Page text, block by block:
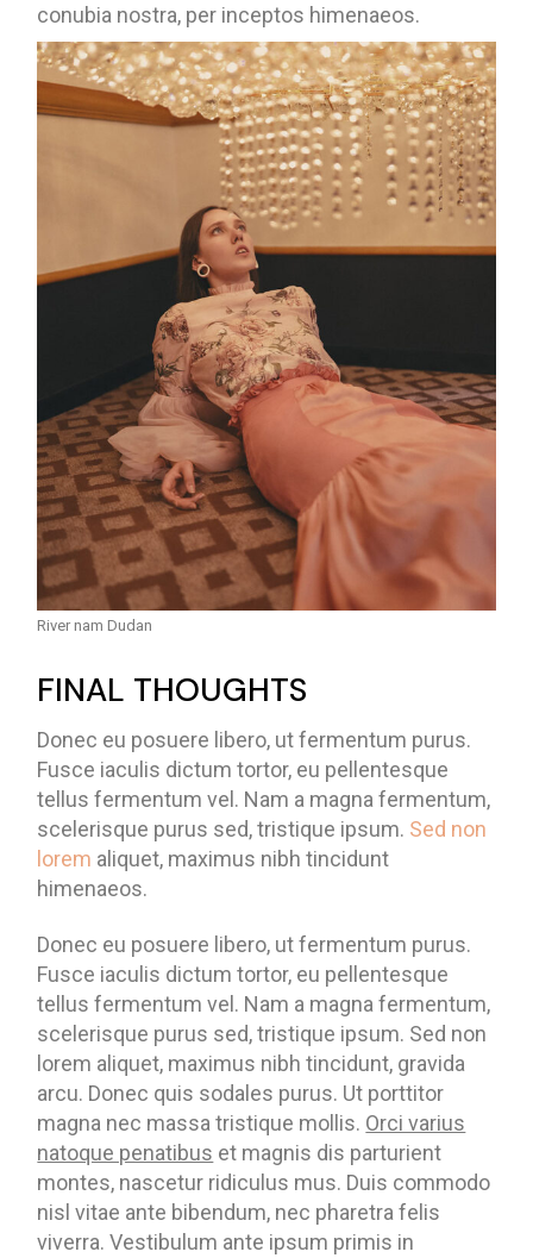
conubia nostra, per inceptos himenaeos.
River nam Dudan
FINAL THOUGHTS
Donec eu posuere libero, ut fermentum purus.
Fusce iaculis dictum tortor, eu pellentesque
tellus fermentum vel. Nam a magna fermentum,
scelerisque purus sed, tristique ipsum. Sed non
lorem aliquet, maximus nibh tincidunt
himenaeos.
Donec eu posuere libero, ut fermentum purus.
Fusce iaculis dictum tortor, eu pellentesque
tellus fermentum vel. Nam a magna fermentum,
scelerisque purus sed, tristique ipsum. Sed non
lorem aliquet, maximus nibh tincidunt, gravida
arcu. Donec quis sodales purus. Ut porttitor
magna nec massa tristique mollis. Orci varius
natoque penatibus et magnis dis parturient
montes, nascetur ridiculus mus. Duis commodo
nisl vitae ante bibendum, nec pharetra felis
viverra. Vestibulum ante ipsum primis in